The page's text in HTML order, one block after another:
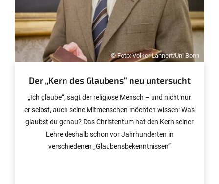
© Foto: Volker Lannert/Uni Bonn
Der „Kern des Glaubens“ neu untersucht
„Ich glaube“, sagt der religiöse Mensch – und nicht nur
er selbst, auch seine Mitmenschen möchten wissen: Was
glaubst du genau? Das Christentum hat den Kern seiner
Lehre deshalb schon vor Jahrhunderten in
verschiedenen „Glaubensbekenntnissen“